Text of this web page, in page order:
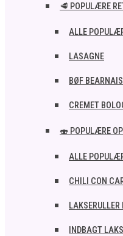
🥩 POPULÆRE
ALLE
LASAGNE
BØF
CREMET
🍣 POPULÆRE
ALLE
CHILI CON
INDBAGT